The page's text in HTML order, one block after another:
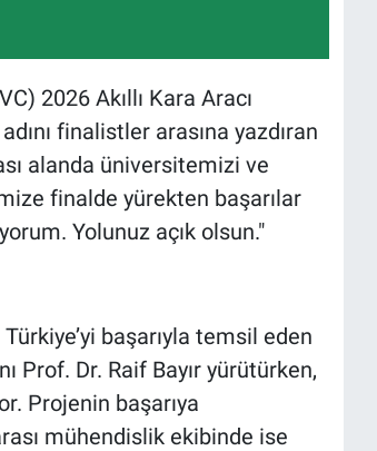
2026 Akıllı Kara Aracı
finalistler arasına yazdıran
alanda üniversitemizi ve
finalde yürekten başarılar
Yolunuz açık olsun."
başarıyla temsil eden
Prof. Dr. Raif Bayır yürütürken,
Projenin başarıya
mühendislik ekibinde ise